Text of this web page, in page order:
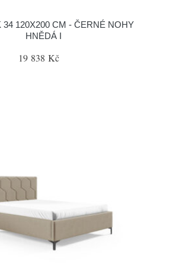
34 120X200 CM - ČERNÉ NOHY
HNĚDÁ I
19 838 Kč